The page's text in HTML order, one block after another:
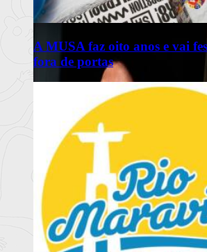
A MUSA faz oito anos e vai
fora de portas